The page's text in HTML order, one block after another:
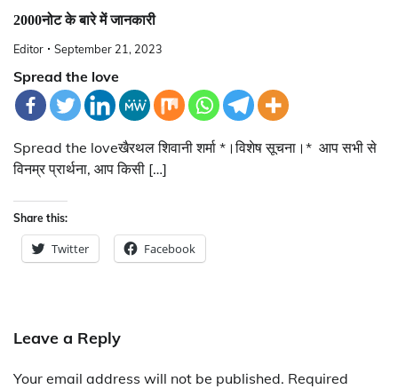
2000नोट के बारे में जानकारी
Editor September 21, 2023
Spread the love
Spread the loveखैरथल शिवानी शर्मा *।विशेष सूचना।* ‌ आप सभी से
विनम्र प्रार्थना, आप किसी […]
Share this:
Twitter Facebook
Leave a Reply
Your email address will not be published. Required